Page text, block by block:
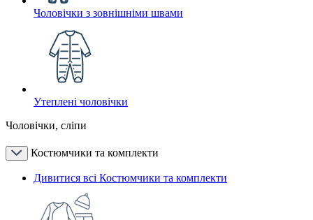
Чоловічки з зовнішніми швами
Утеплені чоловічки
Чоловічки, сліпи
Костюмчики та комплекти
Дивитися всі Костюмчики та комплекти